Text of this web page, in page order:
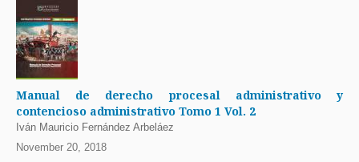
Manual de derecho procesal administrativo y
contencioso administrativo Tomo 1 Vol. 2
Iván Mauricio Fernández Arbeláez
November 20, 2018